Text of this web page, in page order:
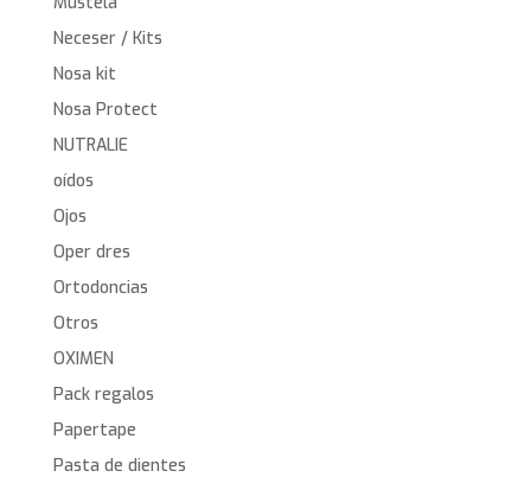
Neceser / Kits
Nosa kit
Nosa Protect
NUTRALIE
oídos
Ojos
Oper dres
Ortodoncias
Otros
OXIMEN
Pack regalos
Papertape
Pasta de dientes